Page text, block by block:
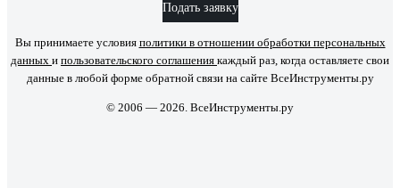
Подать заявку
Вы принимаете условия политики в отношении обработки персональных
данных и пользовательского соглашения каждый раз, когда оставляете свои
данные в любой форме обратной связи на сайте ВсеИнструменты.ру
© 2006 — 2026. ВсеИнструменты.ру